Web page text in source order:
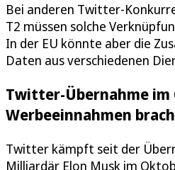
Bei anderen Twitter-
T2 müssen solche
In der EU könnte aber die
Daten aus verschiedenen
Twitter-Übernahme im
Werbeeinnahmen
Twitter kämpft seit der
Milliardär Elon Musk im